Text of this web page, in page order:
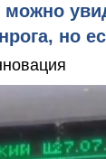
но